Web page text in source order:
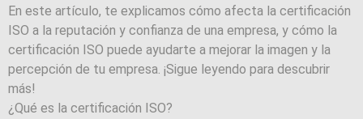
En este artículo, te explicamos cómo afecta la certificación
ISO a la reputación y confianza de una empresa, y cómo la
certificación ISO puede ayudarte a mejorar la imagen y la
percepción de tu empresa. ¡Sigue leyendo para descubrir
más!
¿Qué es la certificación ISO?